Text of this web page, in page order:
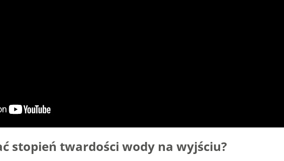
stopień twardości wody na wyjściu?